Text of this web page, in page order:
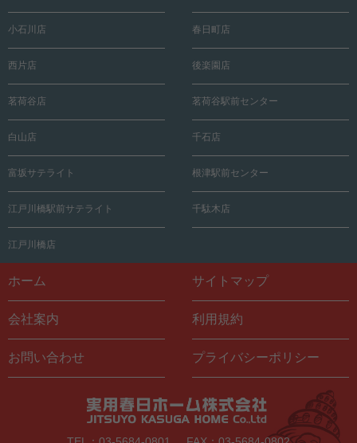
小石川店 春日町店
西片店 後楽園店
茗荷谷店 茗荷谷駅前センター
白山店 千石店
富坂サテライト 根津駅前センター
江戸川橋駅前サテライト 千駄木店
江戸川橋店
ホーム サイトマップ
会社案内 利用規約
お問い合わせ プライバシーポリシー